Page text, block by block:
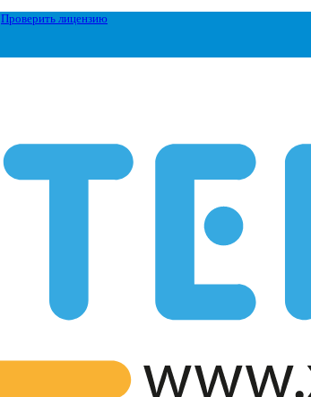
Проверить лицензию